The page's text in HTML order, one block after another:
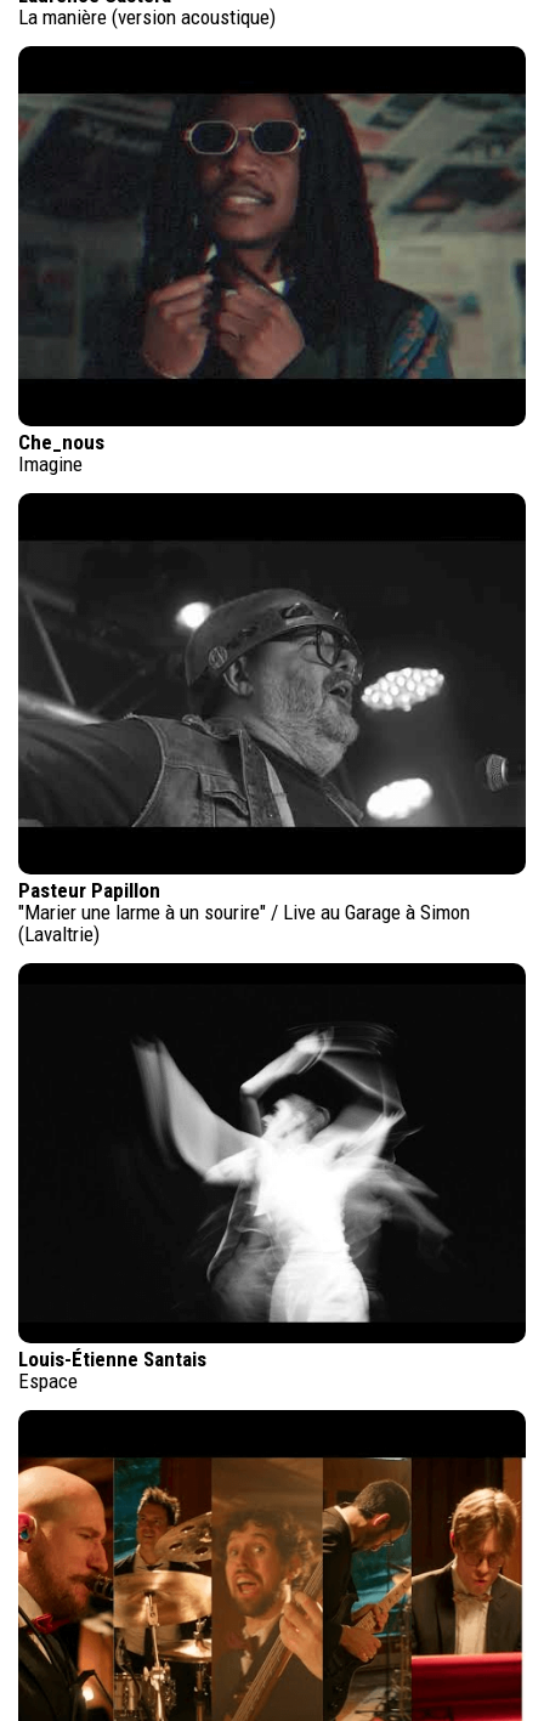
La manière (version acoustique)
Che_nous
Imagine
Pasteur Papillon
"Marier une larme à un sourire" / Live au Garage à Simon
(Lavaltrie)
Louis-Étienne Santais
Espace